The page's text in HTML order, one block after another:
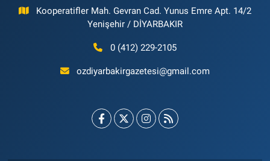
Kooperatifler Mah. Gevran Cad. Yunus Emre Apt. 14/2
Yenişehir / DİYARBAKIR
0 (412) 229-2105
ozdiyarbakirgazetesi@gmail.com